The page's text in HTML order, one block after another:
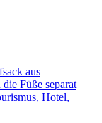
aus
Füße separat
Hotel,